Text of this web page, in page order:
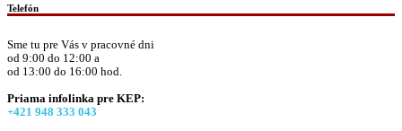
Telefón
Sme tu pre Vás v pracovné dni
od 9:00 do 12:00 a
od 13:00 do 16:00 hod.
Priama infolinka pre KEP:
+421 948 333 043